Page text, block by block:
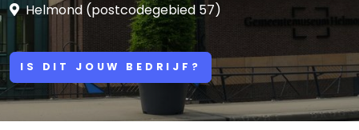
Helmond (postcodegebied 57)
IS DIT JOUW BEDRIJF?